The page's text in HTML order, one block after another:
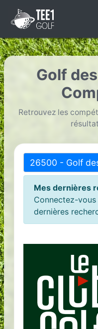
Golf
Retrouvez les
26500 - Golf
Mes dernières
Connectez-
dernières